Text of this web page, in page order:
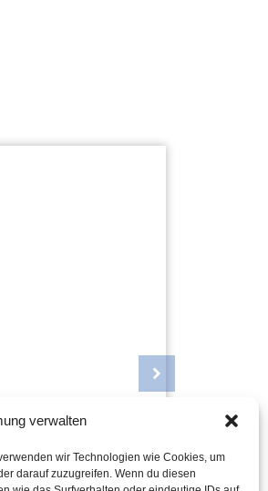
verwalten
wir Technologien wie Cookies, um
darauf zuzugreifen. Wenn du diesen
ab 329 €
SIE